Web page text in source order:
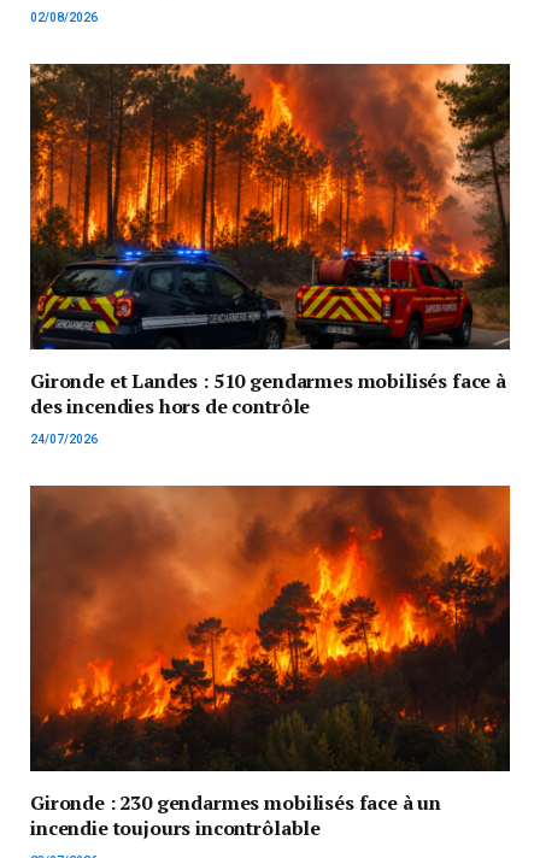
02/08/2026
Gironde et Landes : 510 gendarmes mobilisés face à
des incendies hors de contrôle
24/07/2026
Gironde : 230 gendarmes mobilisés face à un
incendie toujours incontrôlable